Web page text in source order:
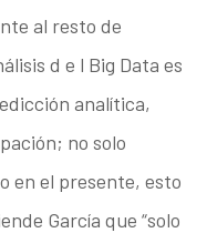
al resto de
d e l Big Data es
analítica,
no solo
en el presente, esto
García que “solo